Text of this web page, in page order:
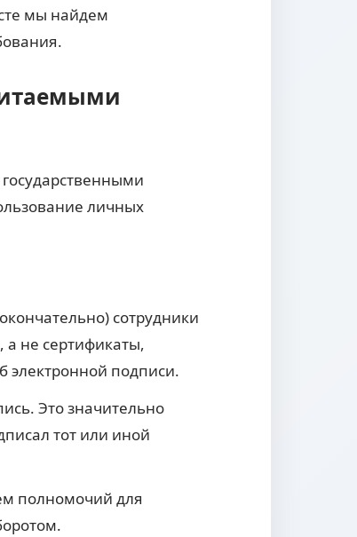
мы найдем
личных
сотрудники
а не сертификаты,
электронной подписи.
Это значительно
тот или иной
полномочий для